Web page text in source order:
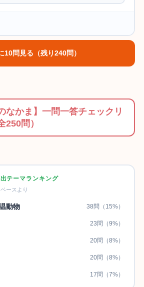
10問見る（残り240問）
なかま】一問一答チェックリ
250問）
テーマランキング
ースより
動物 38問（15%）
23問（9%）
20問（8%）
20問（8%）
17問（7%）